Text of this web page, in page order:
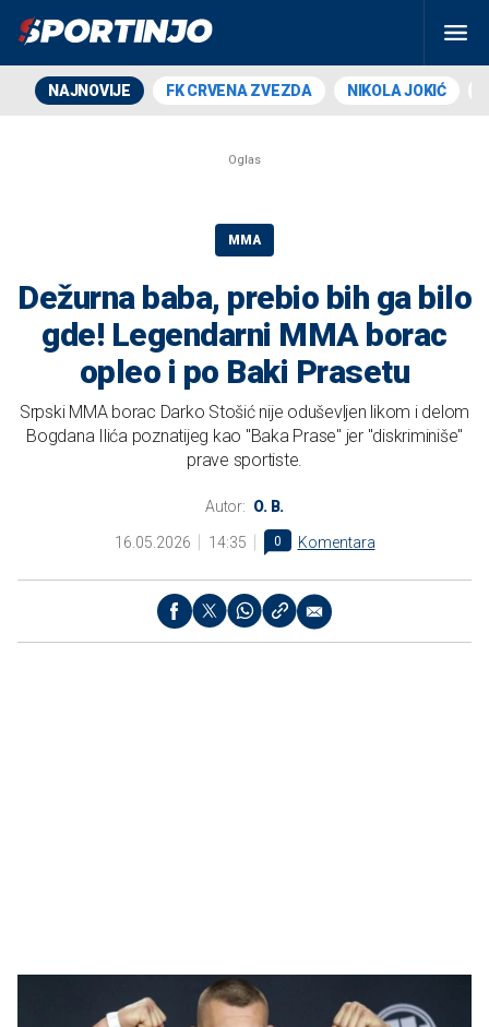
NAJNOVIJE FK CRVENA ZVEZDA NIKOLA JOKIĆ
MMA
Dežurna baba, prebio bih ga bilo
gde! Legendarni MMA borac
opleo i po Baki Prasetu
Srpski MMA borac Darko Stošić nije oduševljen likom i delom
Bogdana Ilića poznatijeg kao "Baka Prase" jer "diskriminiše"
prave sportiste.
Autor: O. B.
16.05.2026 14:35 0 Komentara